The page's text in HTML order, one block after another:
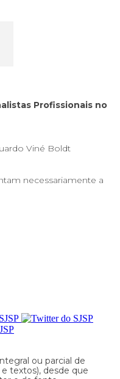
Profissionais no
Viné Boldt
necessariamente a
ou parcial de
textos), desde que